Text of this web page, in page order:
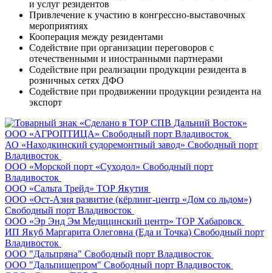
и услуг резидентов
Привлечение к участию в конгрессно-выставочных
мероприятиях
Кооперация между резидентами
Содействие при организации переговоров с
отечественными и иностранными партнерами
Содействие при реализации продукции резидента в
розничных сетях ДФО
Содействие при продвижении продукции резидента на
экспорт
ООО «АГРОПТИЦА» Свободный порт Владивосток
АО «Находкинский судоремонтный завод» Свободный порт
Владивосток
ООО «Морской порт «Суходол» Свободный порт
Владивосток
ООО «Сальта Трейд» ТОР Якутия
ООО «Ост-Азия развитие (кёрлинг-центр «Дом со льдом»)
Свободный порт Владивосток
ООО «Эр Энд Эм Медицинский центр» ТОР Хабаровск
ИП Якуб Маргарита Олеговна (Еда и Точка) Свободный порт
Владивосток
ООО "Дальпряна" Свободный порт Владивосток
ООО "Дальпищепром" Свободный порт Владивосток